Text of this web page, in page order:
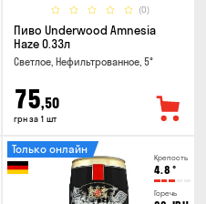
(0)
Пиво Underwood Amnesia
Haze 0.33л
Светлое, Нефильтрованное, 5°
75,50
грн за 1 шт
Крепость
4.8 °
Горечь
Только онлайн